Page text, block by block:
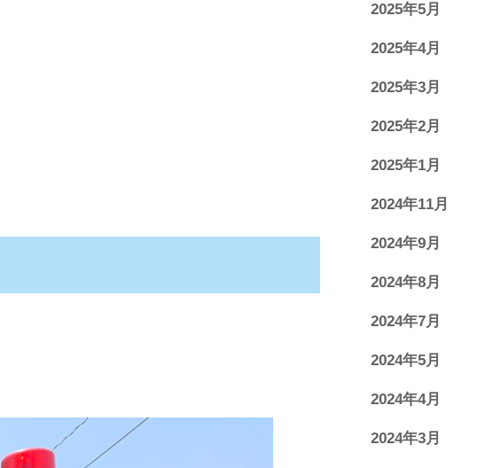
2025年5月
2025年4月
2025年3月
2025年2月
2025年1月
2024年11月
2024年9月
2024年8月
2024年7月
2024年5月
2024年4月
2024年3月